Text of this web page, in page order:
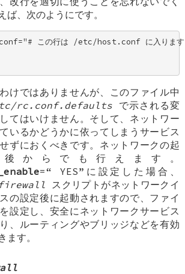
ば、次のようにです。
この行は /etc/host.conf に入りま
けではありませんが、このファイル中
rc.conf.defaults で示される変
てはいけません。そして、ネットワー
いるかどうかに依ってしまうサービス
ずにおくべきです。ネットワークの起
からでも行えます。
=“ YES”に設定した場合、
スクリプトがネットワークイ
の設定後に起動されますので、ファイ
設定し、安全にネットワークサービス
、ルーティングやブリッジなどを有効
ます。